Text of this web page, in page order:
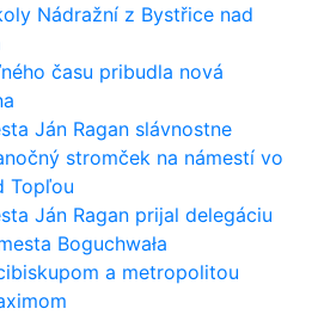
Nádražní z Bystřice nad
času pribudla nová
Ján Ragan slávnostne
stromček na námestí vo
Topľou
Ján Ragan prijal delegáciu
Boguchwała
a metropolitou